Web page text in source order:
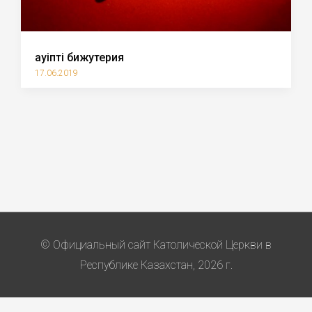
Қауіпті бижутерия
17.06.2019
© Официальный сайт Католической Церкви в
Республике Казахстан, 2026 г.